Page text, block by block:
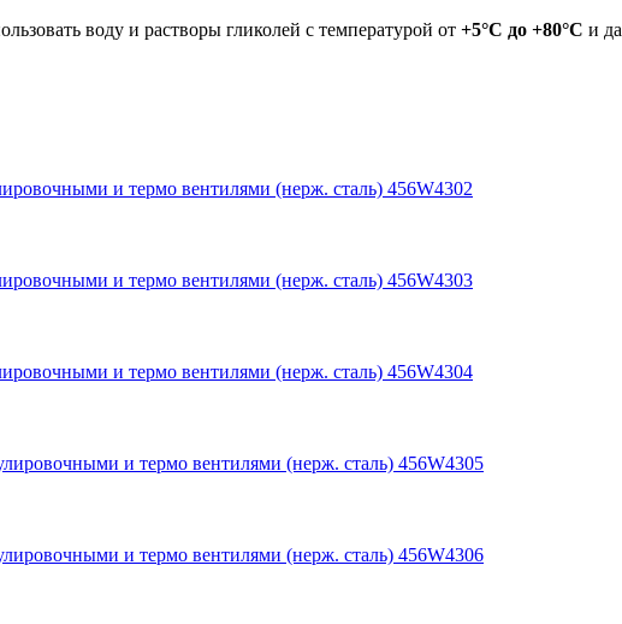
воду и растворы гликолей с температурой от +5°C до +80°C и
и термо вентилями (нерж. сталь) 456W4302
и термо вентилями (нерж. сталь) 456W4303
и термо вентилями (нерж. сталь) 456W4304
и термо вентилями (нерж. сталь) 456W4305
и термо вентилями (нерж. сталь) 456W4306